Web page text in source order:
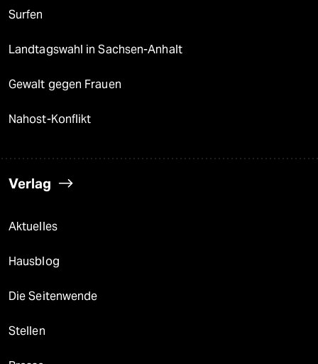
Surfen
Landtagswahl in Sachsen-Anhalt
Gewalt gegen Frauen
Nahost-Konflikt
Verlag
Aktuelles
Hausblog
Die Seitenwende
Stellen